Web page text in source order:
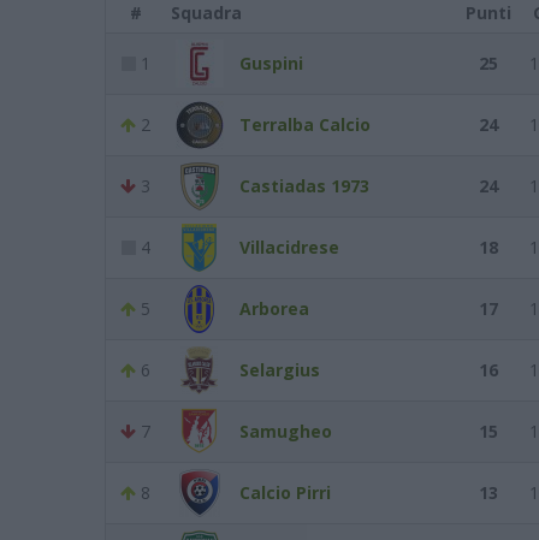
#
Squadra Punti
1 Guspini 25
2 Terralba Calcio 24
3 Castiadas 1973 24
4 Villacidrese 18
5 Arborea 17
6 Selargius 16
7 Samugheo 15
8 Calcio Pirri 13